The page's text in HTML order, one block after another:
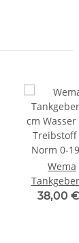
Wema
cm Wasser
38,00 €